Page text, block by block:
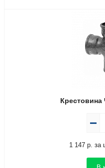
Крестовина
1 147 р. за